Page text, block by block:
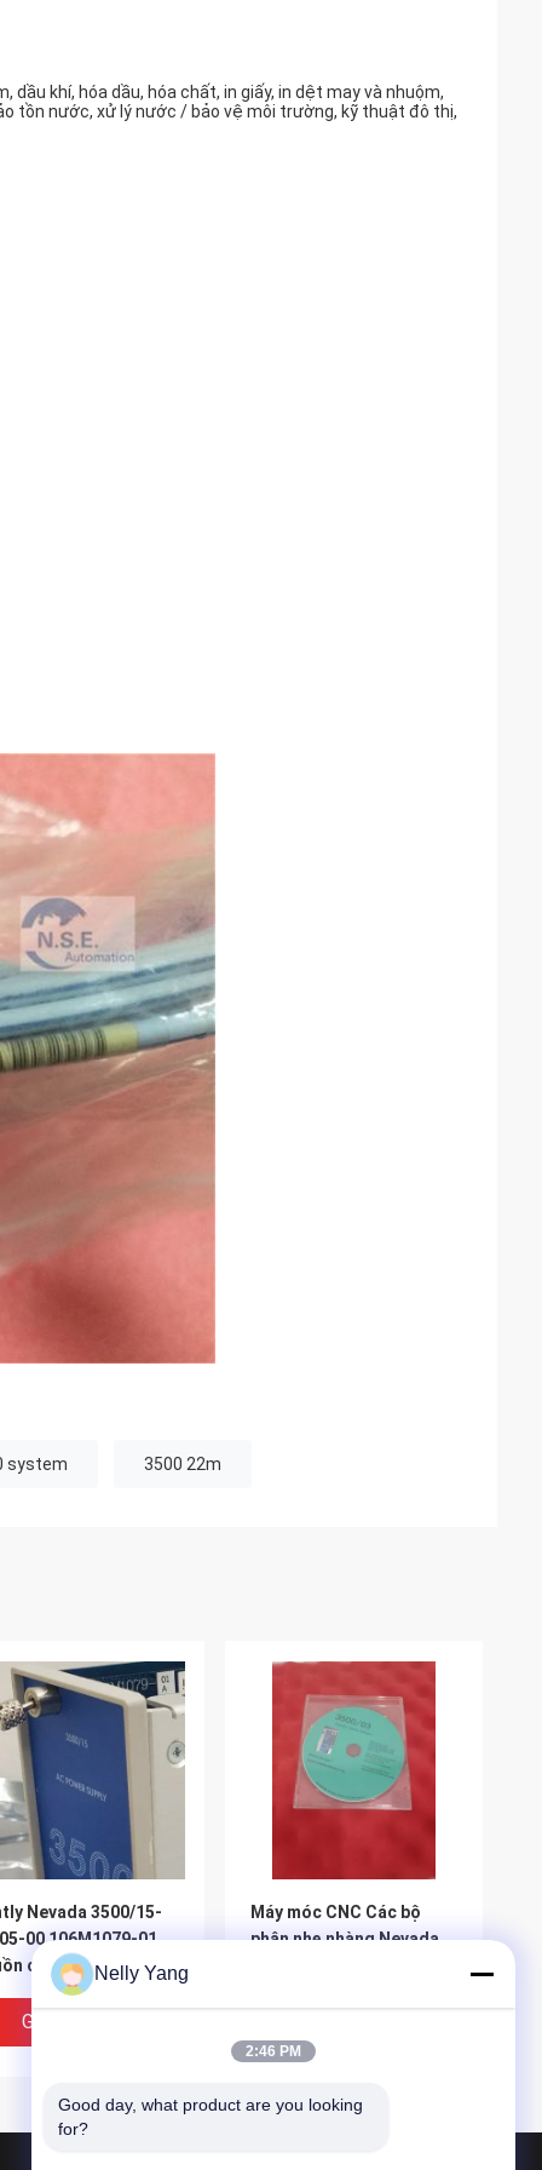
khí, hóa dầu, hóa chất, in giấy, in dệt may và nhuộm,
tồn nước, xử lý nước / bảo vệ môi trường, kỹ thuật đô thị,
system 3500 22m
Nevada 3500/15-
00 106M1079-01
cung cấp điện
Giá Tốt Nhất
Máy móc CNC Các bộ
phận nhẹ nhàng Nevada
Nelly Yang
2:46 PM
Good day, what product are you looking
for?